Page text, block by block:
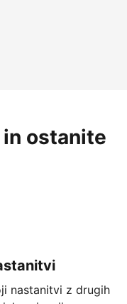
ostanite
nastanitvi z drugih